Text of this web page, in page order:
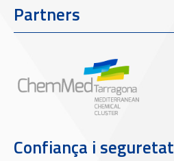
Partners
Confiança i seguretat